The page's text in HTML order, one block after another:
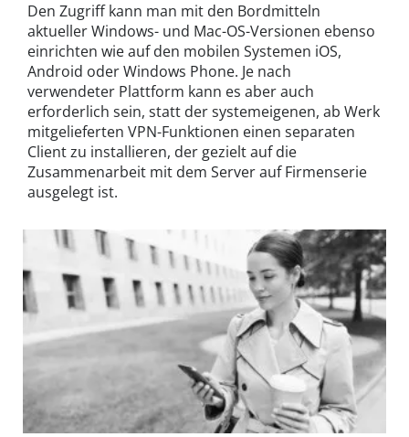
Den Zugriff kann man mit den Bordmitteln
aktueller Windows- und Mac-OS-Versionen ebenso
einrichten wie auf den mobilen Systemen iOS,
Android oder Windows Phone. Je nach
verwendeter Plattform kann es aber auch
erforderlich sein, statt der systemeigenen, ab Werk
mitgelieferten VPN-Funktionen einen separaten
Client zu installieren, der gezielt auf die
Zusammenarbeit mit dem Server auf Firmenserie
ausgelegt ist.